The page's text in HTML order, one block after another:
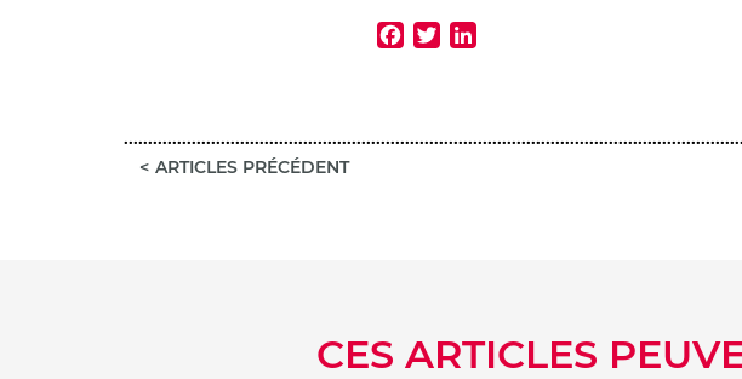
Facebook
Twitter
ARTICLES PRÉCÉDENT
CES ARTICLES